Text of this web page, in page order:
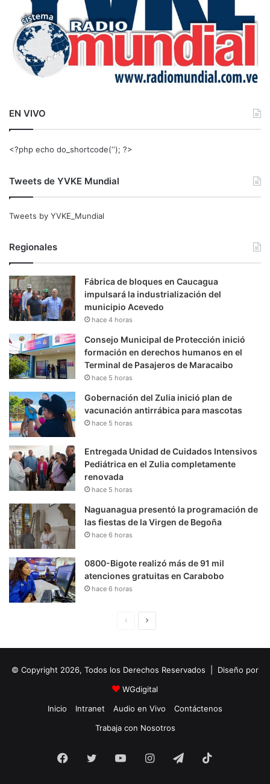
EN VIVO
<?php echo do_shortcode(‘‘); ?>
Tweets de YVKE Mundial
Tweets by YVKE_Mundial
Regionales
Fábrica de bloques en Caucagua
impulsará la industrialización del
municipio Acevedo
hace 4 horas
Consejo Municipal de Protección inició
formación en derechos humanos en el
Terminal de Pasajeros de Maracaibo
hace 5 horas
Gobernación del Zulia inició plan de
vacunación antirrábica para mascotas
hace 5 horas
Entregada Unidad de Cuidados Intensivos
Pediátrica en el Zulia completamente
renovada
hace 5 horas
Naguanagua presentó la programación de
las fiestas de la Virgen de Begoña
hace 6 horas
0800-Bigote realizó más de 91 mil
atenciones gratuitas en Carabobo
hace 6 horas
i
n
a
u
i
e
e
© Copyright 2026, Todos los Derechos Reservados | Diseño por
WGdigital
Inicio
Intranet Audio en Vivo
Contáctenos
Trabaja con Nosotros
Facebook
Twitter YouTubeInstagramTelegram